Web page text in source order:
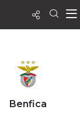
Benfica